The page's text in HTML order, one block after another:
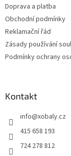
Doprava a platba
Obchodní podmínky
Reklamační řád
Zásady používání
Podmínky ochrany
Kontakt
info@xobaly.cz
415 658 193
724 278 812